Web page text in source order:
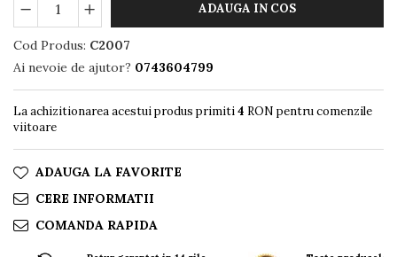
ADAUGA IN COS
Cod Produs: C2007
Ai nevoie de ajutor? 0743604799
La achizitionarea acestui produs primiti4 RON pentru comenzile
viitoare
ADAUGA LA FAVORITE
CERE INFORMATII
COMANDA RAPIDA